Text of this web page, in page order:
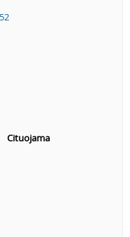
Cituojama